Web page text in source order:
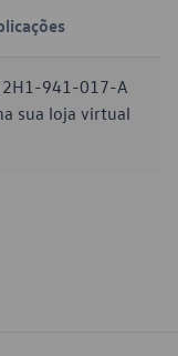
2H1-941-017-A
sua loja virtual